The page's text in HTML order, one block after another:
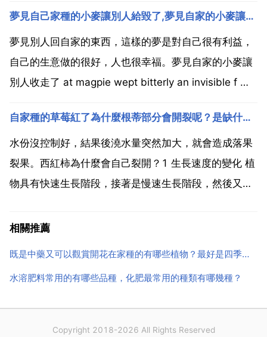
賣的物種 冷水魚，錦鯉 紅頭帽 龍井 每週三後半 夜魚市
外場主要買賣的物種 中間地帶主要賣熱帶魚，孔雀...
夢見自己家種的小麥讓別人給毀了,夢見自家的小麥讓別人收走了
夢見別人回自家的東西，這樣的夢是對自己很有利益，
自己的生意做的很好，人也很幸福。夢見自家的小麥讓
別人收走了 at magpie wept bitterly an invisible f 夢
溝通運還算好，午後就漸走下坡了。需要面談 交涉的事
情趕緊排在上...
自家種的草莓紅了為什麼根蒂部分會開裂呢？是缺什麼微量元素嗎
水份沒控制好，結果後澆水量突然加大，就會造成落果
裂果。西紅柿為什麼會自己裂開？1 生長速度的變化 植
物具有快速生長階段，接著是慢速生長階段，然後又是
裂。當最後的慢速生長階段細胞已經 硬化 使下一個快
相關推薦
既是中藥又可以觀賞開花在家種的有哪些植物？最好是四季常青的
水溶肥料常用的有哪些品種，化肥最常用的種類有哪幾種？
Copyright 2018-2026 All Rights Reserved